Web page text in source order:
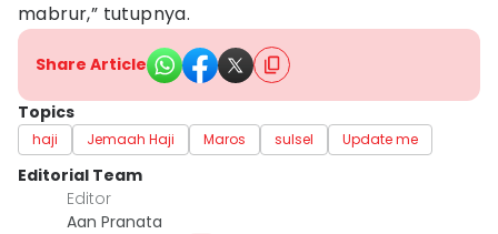
mabrur,” tutupnya.
Share Article
Topics
haji Jemaah Haji Maros sulsel Update me
Editorial Team
Editor
Aan Pranata